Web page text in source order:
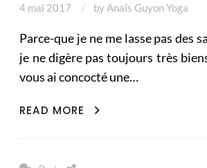
4 mai 2017 byAnaïs Guyon Yoga
Parce-que je ne me lasse pas des
je ne digère pas toujours très
vous ai concocté une…
READ MORE
SALADE